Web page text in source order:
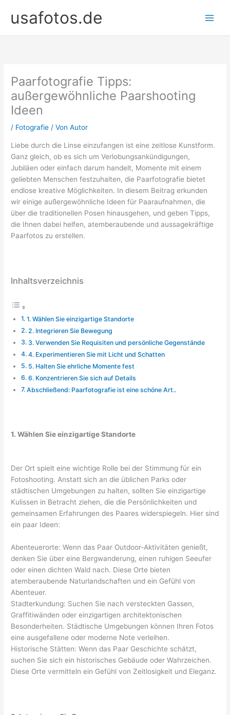
Inhaltusafotos.de
Paarfotografie Tipps:
außergewöhnliche Paarshooting
Ideen
/ Fotografie / VonAutor
Liebe durch die Linse einzufangen ist eine zeitlose Kunstform.
Ganz gleich, ob es sich um Verlobungsankündigungen,
Jubiläen oder einfach darum handelt, Momente mit einem
geliebten Menschen festzuhalten, die Paarfotografie bietet
endlose kreative Möglichkeiten. In diesem Beitrag erkunden
wir einige außergewöhnliche Ideen für Paaraufnahmen, die
über die traditionellen Posen hinausgehen, und geben Tipps,
die Ihnen dabei helfen, atemberaubende und aussagekräftige
Paarfotos zu erstellen.
Inhaltsverzeichnis
1. Wählen Sie einzigartige Standorte
2. Integrieren Sie Bewegung
3. Verwenden Sie Requisiten und persönliche Gegenstände
4. Experimentieren Sie mit Licht und Schatten
5. Halten Sie ehrliche Momente fest
6. Konzentrieren Sie sich auf Details
Abschließend: Paarfotografie ist eine schöne Art..
1. Wählen Sie einzigartige Standorte
Der Ort spielt eine wichtige Rolle bei der Stimmung für ein
Fotoshooting. Anstatt sich an die üblichen Parks oder
städtischen Umgebungen zu halten, sollten Sie einzigartige
Kulissen in Betracht ziehen, die die Persönlichkeiten und
gemeinsamen Erfahrungen des Paares widerspiegeln. Hier sind
ein paar Ideen:
Abenteuerorte: Wenn das Paar Outdoor-Aktivitäten genießt,
denken Sie über eine Bergwanderung, einen ruhigen Seeufer
oder einen dichten Wald nach. Diese Orte bieten
atemberaubende Naturlandschaften und ein Gefühl von
Abenteuer.
Stadterkundung: Suchen Sie nach versteckten Gassen,
Graffitiwänden oder einzigartigen architektonischen
Besonderheiten. Städtische Umgebungen können Ihren Fotos
eine ausgefallene oder moderne Note verleihen.
Historische Stätten: Wenn das Paar Geschichte schätzt,
suchen Sie sich ein historisches Gebäude oder Wahrzeichen.
Diese Orte vermitteln ein Gefühl von Zeitlosigkeit und Eleganz.